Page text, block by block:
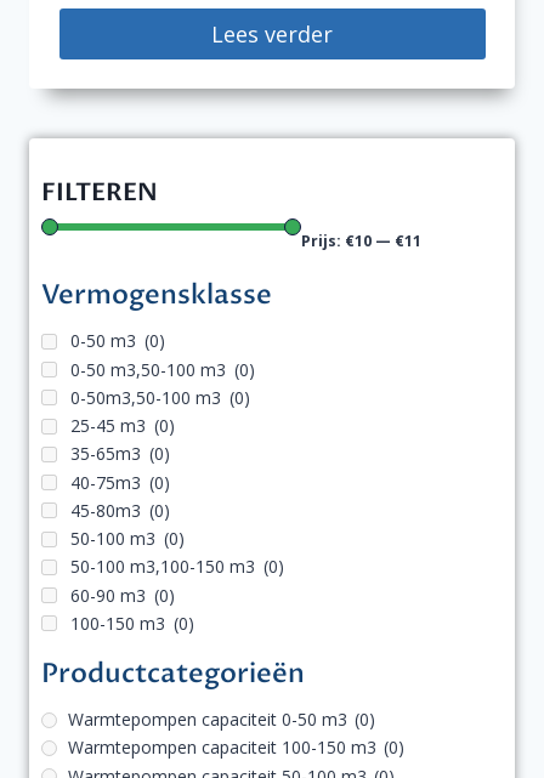
Lees verder
FILTEREN
Prijs: €10 — €11
Vermogensklasse
0-50 m3 (0)
0-50 m3,50-100 m3 (0)
0-50m3,50-100 m3 (0)
25-45 m3 (0)
35-65m3 (0)
40-75m3 (0)
45-80m3 (0)
50-100 m3 (0)
50-100 m3,100-150 m3 (0)
60-90 m3 (0)
100-150 m3 (0)
Productcategorieën
Warmtepompen capaciteit 0-50 m3 (0)
Warmtepompen capaciteit 100-150 m3 (0)